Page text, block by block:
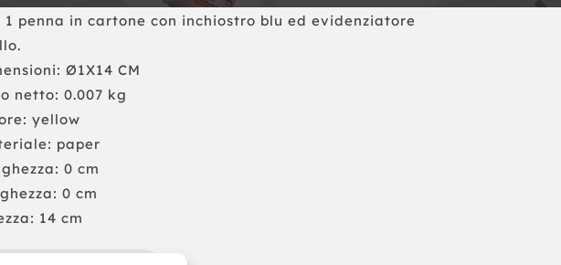
1 penna in cartone con inchiostro blu ed evidenziatore
Ø1X14 CM
netto: 0.007 kg
yellow
paper
0 cm
0 cm
14 cm